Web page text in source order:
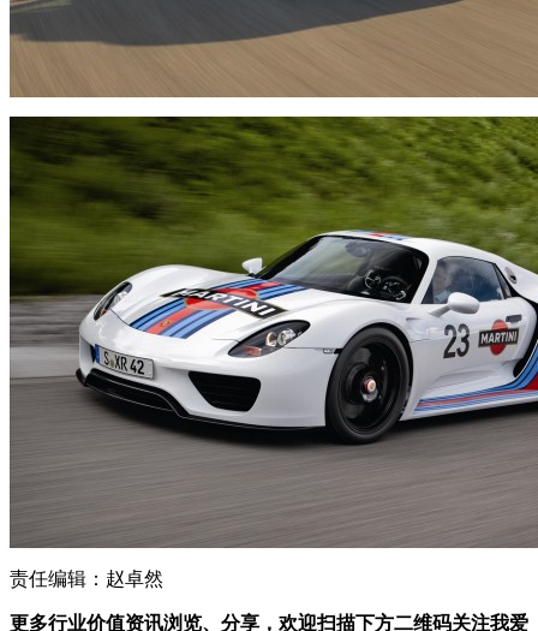
责任编辑：赵卓然
更多行业价值资讯浏览、分享，欢迎扫描下方二维码关注我爱